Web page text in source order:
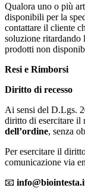
Qualora uno o più
disponibili per la
contattare il cliente
soluzione ritardando
prodotti non
Resi e Rimborsi
Diritto di recesso
Ai sensi del D.Lgs.
diritto di esercitare il
dell’ordine, senza
Per esercitare il
comunicazione via
📧